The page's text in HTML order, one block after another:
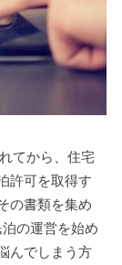
てから、住宅
許可を取得す
の書類を集め
泊の運営を始め
んでしまう方